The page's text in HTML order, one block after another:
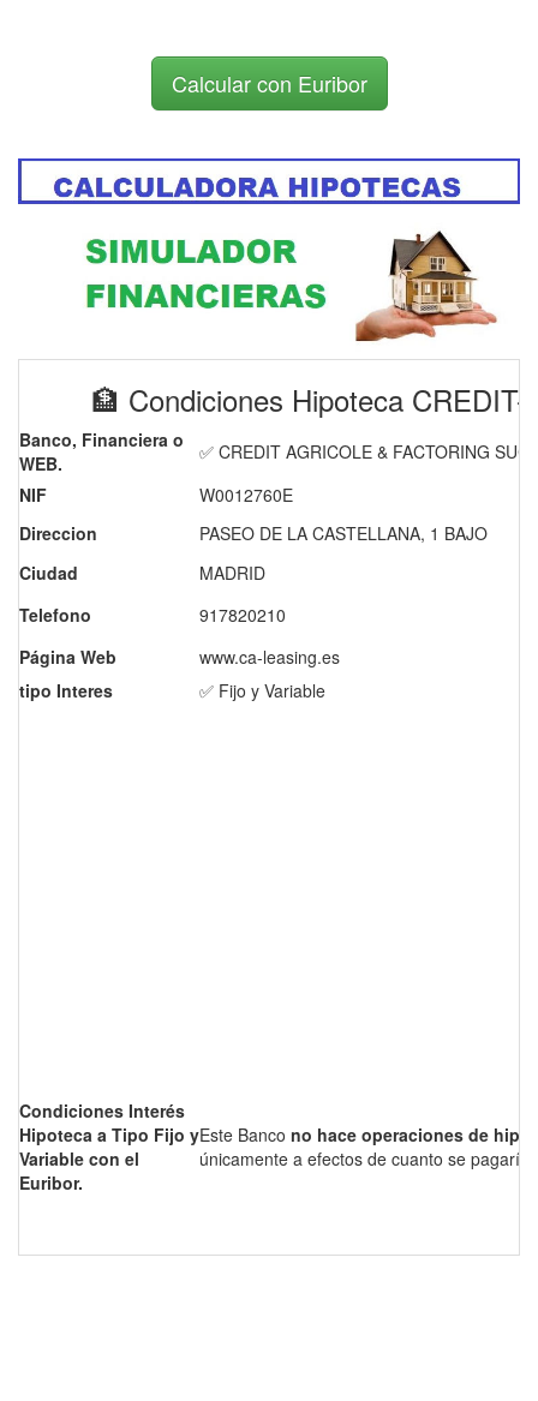
Calcular con Euribor
🏦 Condiciones Hipoteca
Banco, Financiera o
WEB.
✅ CREDIT AGRICOLE & FACTORING
NIF
W0012760E
Direccion
PASEO DE LA CASTELLANA, 1 BAJO
Ciudad
MADRID
Telefono
917820210
Página Web
www.ca-leasing.es
tipo Interes
✅ Fijo y Variable
Condiciones Interés
Hipoteca a Tipo Fijo y
Variable con el
Euribor.
Este Banco no hace operaciones de
únicamente a efectos de cuanto se